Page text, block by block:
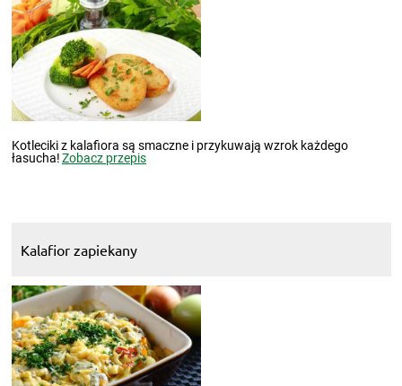
Kotleciki z kalafiora są smaczne i przykuwają wzrok każdego
łasucha!Zobacz przepis
Kalafior zapiekany